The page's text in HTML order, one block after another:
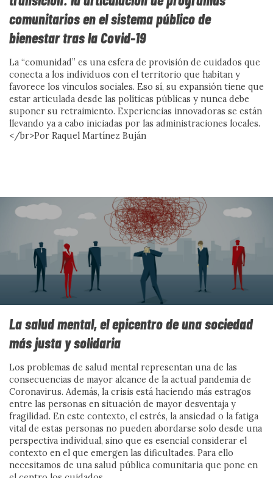
esperanza frente al miedo de las élites.
Por Félix García
Ver más
CONVERSAMOS
Una mirada sobre el cuidado,
la vocación y el compromiso
con las personas más
vulnerables
Conversamos con María Rosario Zamora y Alba Vega de
Solidaridad Enfermera, que comparten una mirada
cercana sobre el cuidado, la vocación y el compromiso
con las personas más vulnerables. El diálogo pone en
valor una profesión esencial, marcada por la escucha, la
comunitarios en el sistema público de
bienestar tras la Covid-19
La “comunidad” es una esfera de provisión de cuidados que
conecta a los individuos con el territorio que habitan y
favorece los vínculos sociales. Eso sí, su expansión tiene que
estar articulada desde las políticas públicas y nunca debe
suponer su retraimiento. Experiencias innovadoras se están
llevando ya a cabo iniciadas por las administraciones locales.
</br>Por Raquel Martínez Buján
La salud mental, el epicentro de una sociedad
más justa y solidaria
Los problemas de salud mental representan una de las
consecuencias de mayor alcance de la actual pandemia de
Coronavirus. Además, la crisis está haciendo más estragos
entre las personas en situación de mayor desventaja y
fragilidad. En este contexto, el estrés, la ansiedad o la fatiga
vital de estas personas no pueden abordarse solo desde una
perspectiva individual, sino que es esencial considerar el
contexto en el que emergen las dificultades. Para ello
necesitamos de una salud pública comunitaria que pone en